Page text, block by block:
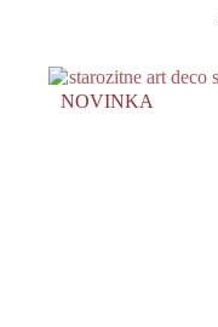
NOVINKA